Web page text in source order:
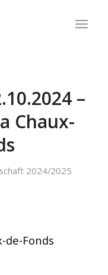
–
Chaux-
2024/2025
de-Fonds